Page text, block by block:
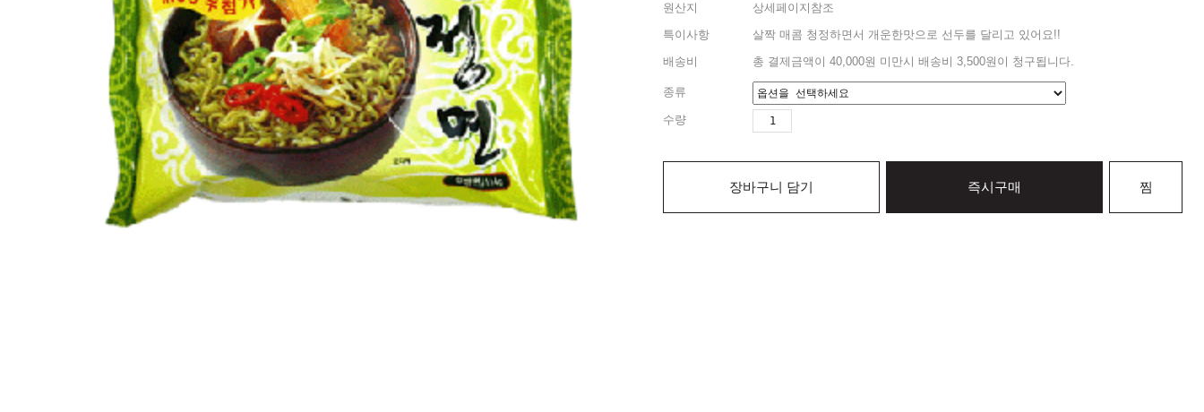
원산지
상세페이지참조
특이사항
살짝 매콤 청정하면서 개운한맛으로 선두를 달리고 있어요!!
배송비
총 결제금액이 40,000원 미만시 배송비 3,500원이 청구됩니다.
종류
수량
장바구니 담기 즉시구매 찜